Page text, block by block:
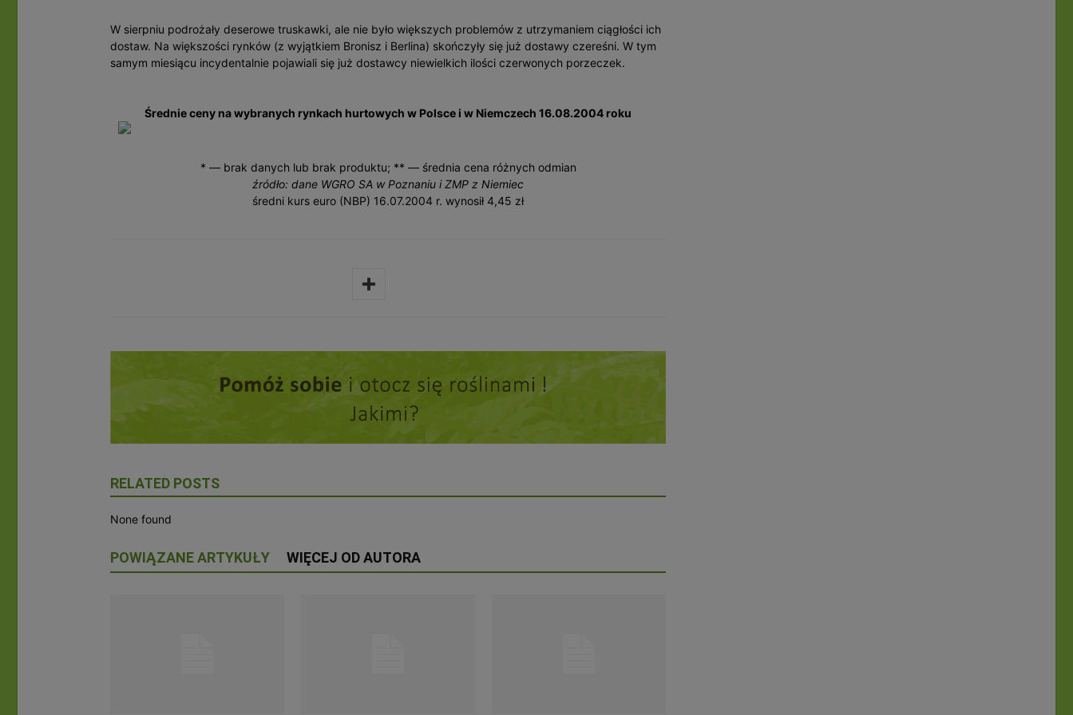
W sierpniu podrożały deserowe truskawki, ale nie było większych problemów z utrzymaniem ciągłości ich
dostaw. Na większości rynków (z wyjątkiem Bronisz i Berlina) skończyły się już dostawy czereśni. W tym
samym miesiącu incydentalnie pojawiali się już dostawcy niewielkich ilości czerwonych porzeczek.
Średnie ceny na wybranych rynkach hurtowych w Polsce i w Niemczech 16.08.2004 roku
* — brak danych lub brak produktu; ** — średnia cena różnych odmian
źródło: dane WGRO SA w Poznaniu i ZMP z Niemiec
średni kurs euro (NBP) 16.07.2004 r. wynosił 4,45 zł
RELATED POSTS
None found
POWIĄZANE ARTYKUŁY WIĘCEJ OD AUTORA